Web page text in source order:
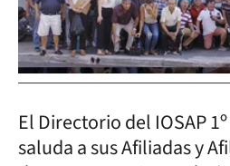
El Directorio del IOSAP
saluda a sus Afiliadas y